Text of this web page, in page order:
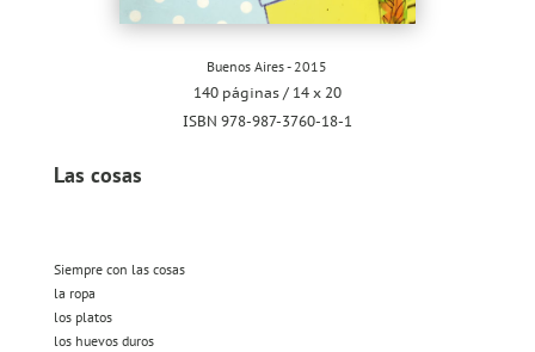
Buenos Aires - 2015
140 páginas / 14 x 20
ISBN 978-987-3760-18-1
Las cosas
Siempre con las cosas
la ropa
los platos
los huevos duros